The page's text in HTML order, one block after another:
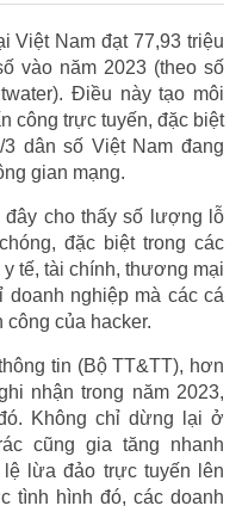
Việt Nam đạt 77,93 triệu
vào năm 2023 (theo số
Điều này tạo môi
công trực tuyến, đặc biệt
dân số Việt Nam đang
gian mạng.
đây cho thấy số lượng lỗ
đặc biệt trong các
tế, tài chính, thương mại
nghiệp mà các cá
công của hacker.
tin (Bộ TT&TT), hơn
nhận trong năm 2023,
Không chỉ dừng lại ở
cũng gia tăng nhanh
lừa đảo trực tuyến lên
tình hình đó, các doanh